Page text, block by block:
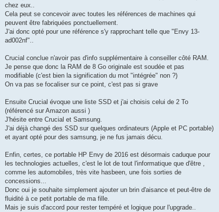
chez eux..
Cela peut se concevoir avec toutes les références de machines qui
peuvent être fabriquées ponctuellement.
J'ai donc opté pour une référence s'y rapprochant telle que "Envy 13-
ad002nf"..
Crucial conclue n'avoir pas d'info supplémentaire à conseiller côté RAM.
Je pense que donc la RAM de 8 Go originale est soudée et pas
modifiable (c'est bien la signification du mot "intégrée" non ?)
On va pas se focaliser sur ce point, c'est pas si grave
Ensuite Crucial évoque une liste SSD et j'ai choisis celui de 2 To
(référencé sur Amazon aussi )
J'hésite entre Crucial et Samsung.
J'ai déjà changé des SSD sur quelques ordinateurs (Apple et PC portable)
et ayant opté pour des samsung, je ne fus jamais décu.
Enfin, certes, ce portable HP Envy de 2016 est désormais caduque pour
les technologies actuelles, c'est le lot de tout l'informatique que d'être ,
comme les automobiles, très vite hasbeen, une fois sorties de
concessions...
Donc oui je souhaite simplement ajouter un brin d'aisance et peut-être de
fluidité à ce petit portable de ma fille.
Mais je suis d'accord pour rester tempéré et logique pour l'upgrade..